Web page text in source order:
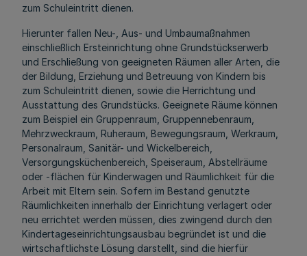
zum Schuleintritt dienen.
Hierunter fallen Neu-, Aus- und Umbaumaßnahmen
einschließlich Ersteinrichtung ohne Grundstückserwerb
und Erschließung von geeigneten Räumen aller Arten, die
der Bildung, Erziehung und Betreuung von Kindern bis
zum Schuleintritt dienen, sowie die Herrichtung und
Ausstattung des Grundstücks. Geeignete Räume können
zum Beispiel ein Gruppenraum, Gruppennebenraum,
Mehrzweckraum, Ruheraum, Bewegungsraum, Werkraum,
Personalraum, Sanitär- und Wickelbereich,
Versorgungsküchenbereich, Speiseraum, Abstellräume
oder -flächen für Kinderwagen und Räumlichkeit für die
Arbeit mit Eltern sein. Sofern im Bestand genutzte
Räumlichkeiten innerhalb der Einrichtung verlagert oder
neu errichtet werden müssen, dies zwingend durch den
Kindertageseinrichtungsausbau begründet ist und die
wirtschaftlichste Lösung darstellt, sind die hierfür